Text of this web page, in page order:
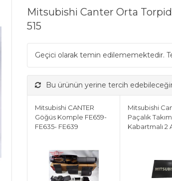
Mitsubishi Canter Orta
515
Geçici olarak temin edilememektedir.
Bu ürünün yerine tercih
Mitsubishi CANTER
Göğüs Komple FE659-
FE635- FE639
Mitsubishi
Paçalık
Kabartmalı 2